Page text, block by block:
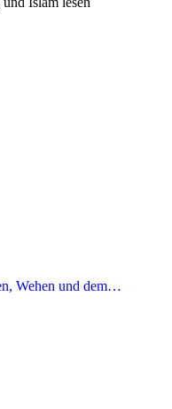
Wehen und dem…